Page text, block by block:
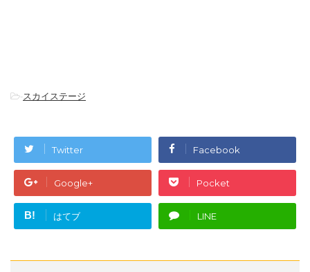
-スカイステージ
Twitter Facebook
Google+ Pocket
B! はてブ LINE